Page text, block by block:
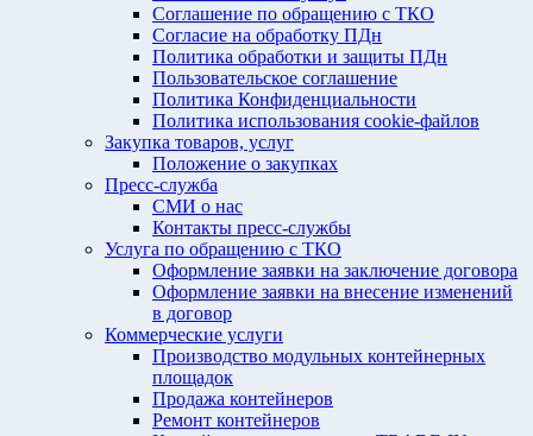
Соглашение по обращению с ТКО
Согласие на обработку ПДн
Политика обработки и защиты ПДн
Пользовательское соглашение
Политика Конфиденциальности
Политика использования cookie-файлов
Закупка товаров, услуг
Положение о закупках
Пресс-служба
СМИ о нас
Контакты пресс-службы
Услуга по обращению с ТКО
Оформление заявки на заключение договора
Оформление заявки на внесение изменений
в договор
Коммерческие услуги
Производство модульных контейнерных
площадок
Продажа контейнеров
Ремонт контейнеров